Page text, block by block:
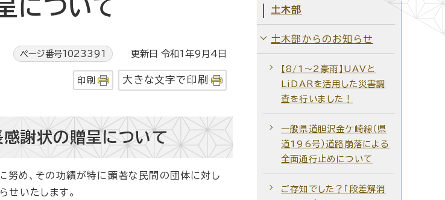
について
ページ番号1023391 更新日 令和1年9月4日
印刷 大きな文字で印刷
謝状の贈呈について
努め、その功績が特に顕著な民間の団体に対し
せいたします。
土木部
土木部からのお知らせ
【8/1～2豪雨】UAVと
LiDARを活用した災害調
査を行いました！
一般県道胆沢金ケ崎線（県
道196号）道路崩落による
全面通行止めについて
ご存知でした？「段差解消